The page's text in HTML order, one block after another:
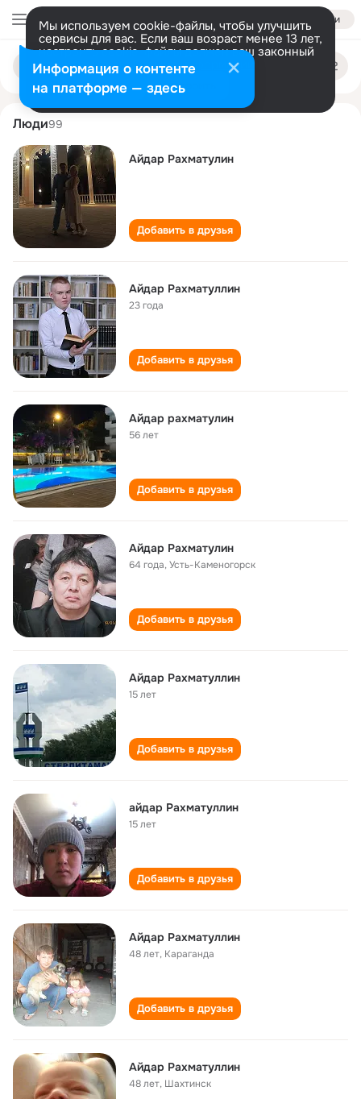
Войти
Мы используем cookie-файлы, чтобы улучшить
сервисы для вас. Если ваш возраст менее 13 лет,
настроить cookie-файлы должен ваш законный
представитель. Больше информации
Разрешить все Настроить
Поиск
людям
aydar rakhmatullin
Люди99
Айдар Рахматулин
Добавить в друзья
Айдар Рахматуллин
23 года
Добавить в друзья
Айдар рахматулин
56 лет
Добавить в друзья
Айдар Рахматулин
64 года,Усть-Каменогорск
Добавить в друзья
Айдар Рахматуллин
15 лет
Добавить в друзья
айдар Рахматуллин
15 лет
Добавить в друзья
Айдар Рахматуллин
48 лет, Караганда
Добавить в друзья
Айдар Рахматуллин
48 лет, Шахтинск
Информация о контенте
на платформе — здесь